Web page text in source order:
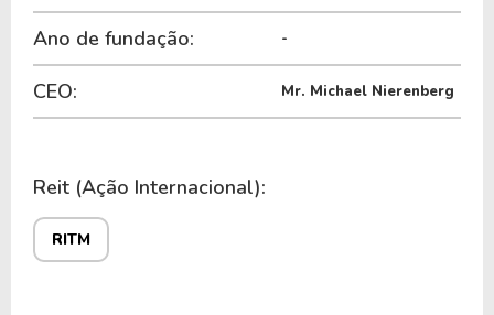
Ano de fundação: -
CEO: Mr. Michael Nierenberg
Reit (Ação Internacional):
RITM